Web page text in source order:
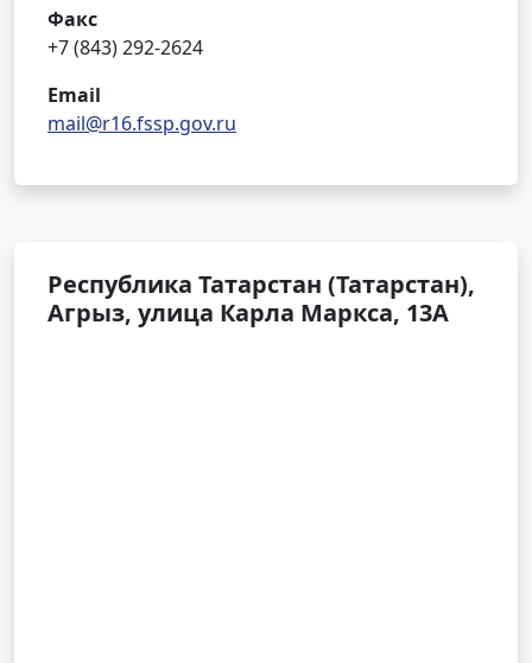
Факс
+7 (843) 292-2624
Email
mail@r16.fssp.gov.ru
Республика Татарстан (Татарстан),
Агрыз, улица Карла Маркса, 13А